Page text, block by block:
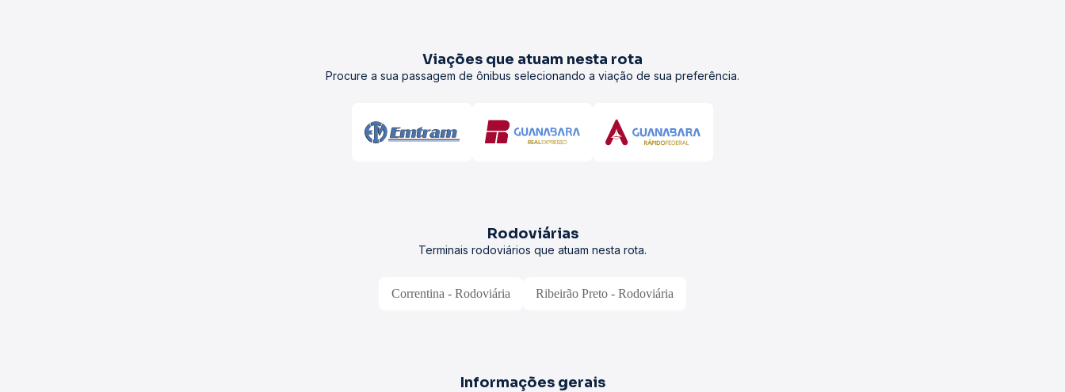
Viações que atuam nesta rota
Procure a sua passagem de ônibus selecionando a viação de sua preferência.
Rodoviárias
Terminais rodoviários que atuam nesta rota.
Correntina - Rodoviária Ribeirão Preto - Rodoviária
Informações gerais